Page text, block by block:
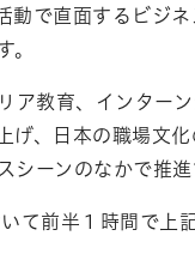
で直面するビジ
。
教育、インター
、日本の職場文
ーンのなかで推
前半１時間で上